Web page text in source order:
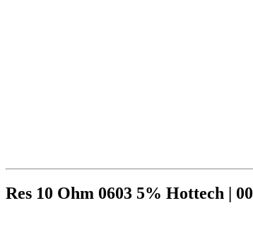
Res 10 Ohm 0603 5% Hottech | 00